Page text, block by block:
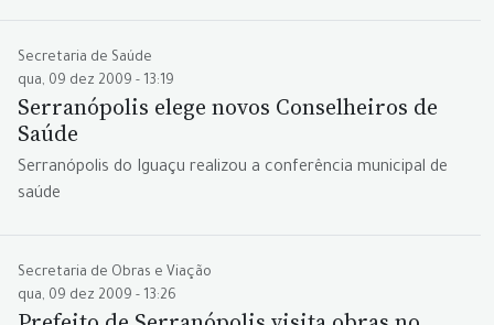
Secretaria de Saúde
qua, 09 dez 2009 - 13:19
Serranópolis elege novos Conselheiros de
Saúde
Serranópolis do Iguaçu realizou a conferência municipal de
saúde
Secretaria de Obras e Viação
qua, 09 dez 2009 - 13:26